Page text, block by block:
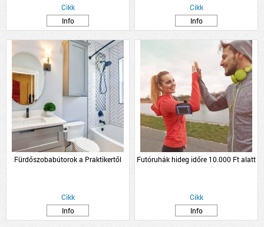
Cikk
Info
Cikk
Info
Fürdőszobabútorok a Praktikertől
Cikk
Info
Futóruhák hideg időre 10.000 Ft alatt
Cikk
Info